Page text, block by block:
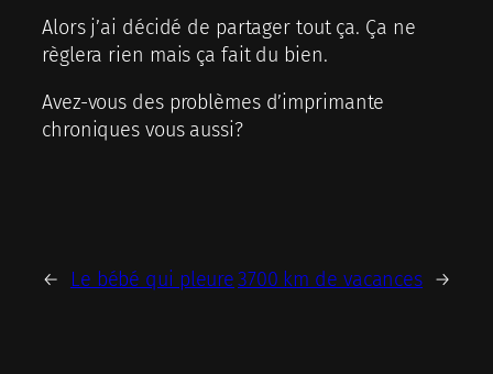
Alors j’ai décidé de partager tout ça. Ça ne
règlera rien mais ça fait du bien.
Avez-vous des problèmes d’imprimante
chroniques vous aussi?
← Le bébé qui pleure3700 km de vacances →